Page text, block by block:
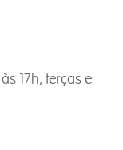
17h, terças e